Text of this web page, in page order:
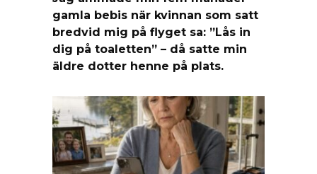
gamla bebis när kvinnan som satt
bredvid mig på flyget sa: ”Lås in
dig på toaletten” – då satte min
äldre dotter henne på plats.